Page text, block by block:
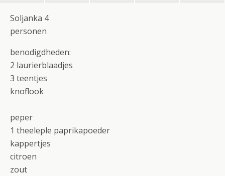
Soljanka 4
personen
benodigdheden:
2 laurierblaadjes
3 teentjes
knoflook
peper
1 theeleple paprikapoeder
kappertjes
citroen
zout